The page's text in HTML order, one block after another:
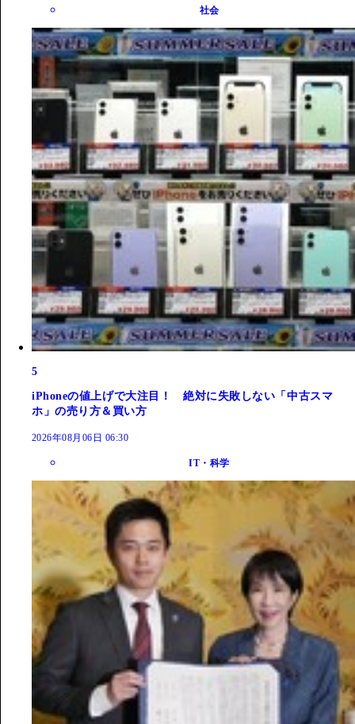
社会
5
iPhoneの値上げで大注目！ 絶対に失敗しない「中古スマ
ホ」の売り方＆買い方
2026年08月06日 06:30
IT・科学